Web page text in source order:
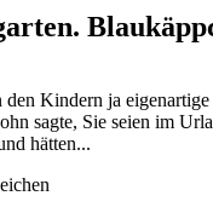
Kindern ja
sagte, Sie seien im
hätten...